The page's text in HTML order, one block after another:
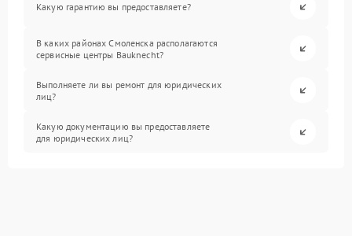
Какую гарантию вы предоставляете?
В каких районах Смоленска располагаются
сервисные центры Bauknecht?
Выполняете ли вы ремонт для юридических
лиц?
Какую документацию вы предоставляете
для юридических лиц?